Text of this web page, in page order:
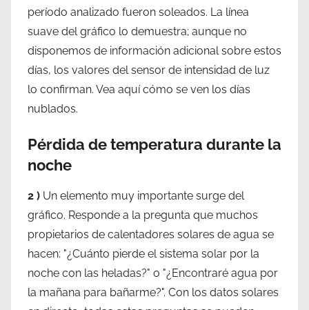
período analizado fueron soleados. La línea
suave del gráfico lo demuestra; aunque no
disponemos de información adicional sobre estos
días, los valores del sensor de intensidad de luz
lo confirman. Vea aquí cómo se ven los días
nublados.
Pérdida de temperatura durante la
noche
2 ) Un elemento muy importante surge del
gráfico. Responde a la pregunta que muchos
propietarios de calentadores solares de agua se
hacen: "¿Cuánto pierde el sistema solar por la
noche con las heladas?" o "¿Encontraré agua por
la mañana para bañarme?". Con los datos solares